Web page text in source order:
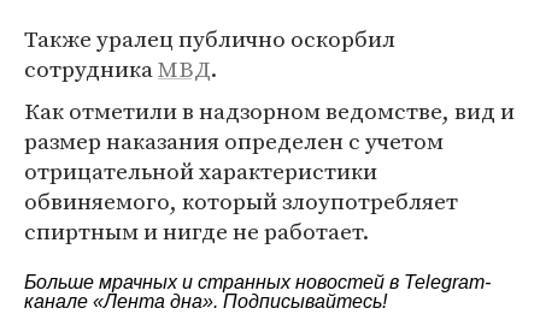
Также уралец публично оскорбил
сотрудникаМВД.
Как отметили в надзорном ведомстве, вид и
размер наказания определен с учетом
отрицательной характеристики
обвиняемого, который злоупотребляет
спиртным и нигде не работает.
Больше мрачных и странных новостей в Telegram-
канале «Лента дна». Подписывайтесь!